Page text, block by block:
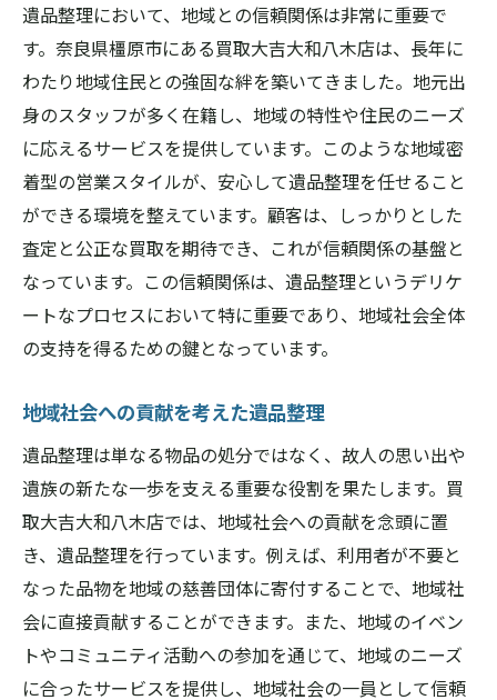
遺品整理において、地域との信頼関係は非常に重要で
す。奈良県橿原市にある買取大吉大和八木店は、長年に
わたり地域住民との強固な絆を築いてきました。地元出
身のスタッフが多く在籍し、地域の特性や住民のニーズ
に応えるサービスを提供しています。このような地域密
着型の営業スタイルが、安心して遺品整理を任せること
ができる環境を整えています。顧客は、しっかりとした
査定と公正な買取を期待でき、これが信頼関係の基盤と
なっています。この信頼関係は、遺品整理というデリケ
ートなプロセスにおいて特に重要であり、地域社会全体
の支持を得るための鍵となっています。
地域社会への貢献を考えた遺品整理
遺品整理は単なる物品の処分ではなく、故人の思い出や
遺族の新たな一歩を支える重要な役割を果たします。買
取大吉大和八木店では、地域社会への貢献を念頭に置
き、遺品整理を行っています。例えば、利用者が不要と
なった品物を地域の慈善団体に寄付することで、地域社
会に直接貢献することができます。また、地域のイベン
トやコミュニティ活動への参加を通じて、地域のニーズ
に合ったサービスを提供し、地域社会の一員として信頼